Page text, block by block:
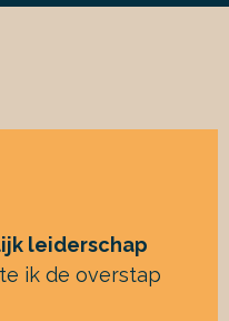
leiderschap
ik de overstap